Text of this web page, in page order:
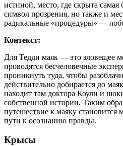
истиной, место, где скрыта самая
символ прозрения, но также и
радикальные «процедуры» —
Контекст:
Для Тедди маяк — это зловещее
проводятся бесчеловечные
проникнуть туда, чтобы
действительно добирается до
находит там доктора Коули и
собственной истории. Таким
путешествие к маяку становится
пути к осознанию правды.
Крысы